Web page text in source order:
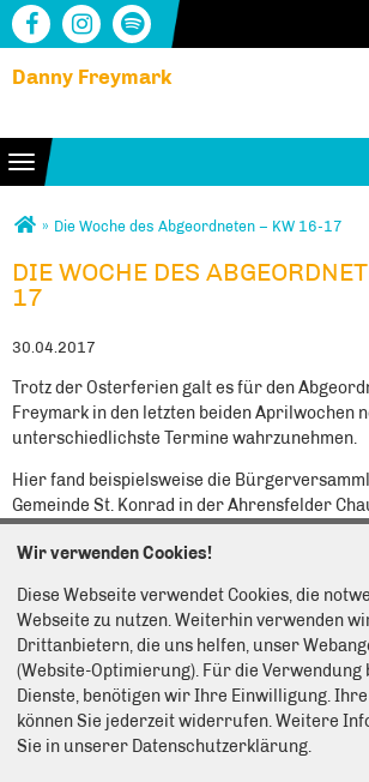
Danny Freymark
Toggle navigation
Sie sind hier
» Die Woche des Abgeordneten – KW 16-17
DIE WOCHE DES
17
DIE WOCHE DES
17
30.04.2017
Trotz der Osterferien galt es für den
Freymark in den letzten beiden Aprilwochen
unterschiedlichste Termine wahrzunehmen.
Hier fand beispielsweise die
Gemeinde St. Konrad in der Ahrensfelder
Falkenberg statt. Über 80 Gäste waren
Stadtenwicklungspläne mit der
Danny Freymark zu diskutieren. Mit dabei
Eigentümer der zu bebauenden Fläche, die
Eigenheim AG.
Über 1200 Wohneinheiten sollen bis zum
Falkenberg entstehen und natürlich spielten
Infrastruktur eine große Rolle. Bedeutende
Wir verwenden Cookies!
Diese Webseite verwendet Cookies, die
Webseite zu nutzen. Weiterhin verwenden
Drittanbietern, die uns helfen, unser
(Website-Optimierung). Für die
Dienste, benötigen wir Ihre Einwilligung.
können Sie jederzeit widerrufen. Weitere
Sie in unserer Datenschutzerklärung.